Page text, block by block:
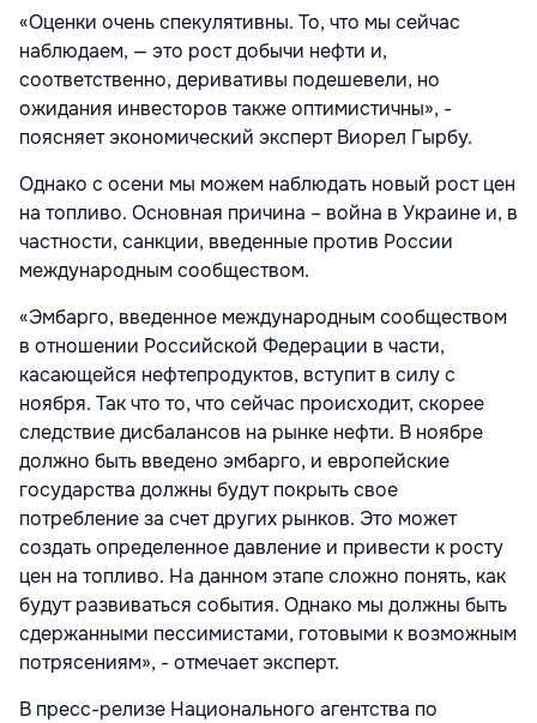
«Оценки очень спекулятивны. То, что мы сейчас
наблюдаем, — это рост добычи нефти и,
соответственно, деривативы подешевели, но
ожидания инвесторов также оптимистичны», -
поясняет экономический эксперт Виорел Гырбу.
Однако с осени мы можем наблюдать новый рост цен
на топливо. Основная причина – война в Украине и, в
частности, санкции, введенные против России
международным сообществом.
«Эмбарго, введенное международным сообществом
в отношении Российской Федерации в части,
касающейся нефтепродуктов, вступит в силу с
ноября. Так что то, что сейчас происходит, скорее
следствие дисбалансов на рынке нефти. В ноябре
должно быть введено эмбарго, и европейские
государства должны будут покрыть свое
потребление за счет других рынков. Это может
создать определенное давление и привести к росту
цен на топливо. На данном этапе сложно понять, как
будут развиваться события. Однако мы должны быть
сдержанными пессимистами, готовыми к возможным
потрясениям», - отмечает эксперт.
В пресс-релизе Национального агентства по